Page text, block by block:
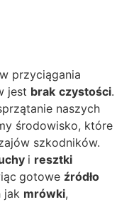
przyciągania
jest brak czystości.
naszych
środowisko, które
szkodników.
i resztki
gotowe źródło
jak mrówki,